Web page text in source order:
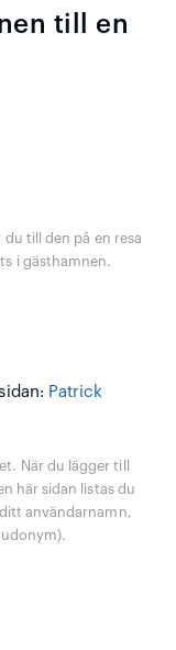
till en
du till den på en resa
i gästhamnen.
Patrick
När du lägger till
här sidan listas du
användarnamn,